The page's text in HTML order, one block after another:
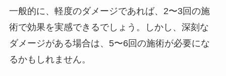
一般的に、軽度のダメージであれば、2〜3回の施
術で効果を実感できるでしょう。しかし、深刻な
ダメージがある場合は、5〜6回の施術が必要にな
るかもしれません。